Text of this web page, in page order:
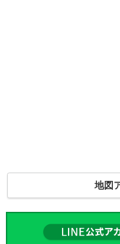
地図